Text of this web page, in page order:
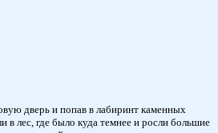
дверь и попав в лабиринт каменных
лес, где было куда темнее и росли большие